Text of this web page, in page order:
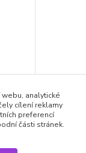
analytické
cílení reklamy
preferencí
části stránek.